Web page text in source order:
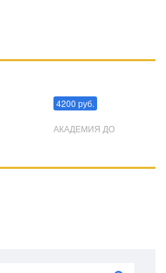
4200 руб.
АКАДЕМИЯ ДО